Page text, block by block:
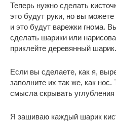
Теперь нужно сделать
это будут руки, но вы можете
и это будут варежки гнома.
сделать шарики или
приклейте деревянный
Если вы сделаете, как я,
заполните их так же, как
смысла скрывать углубления
Я зашиваю каждый шарик